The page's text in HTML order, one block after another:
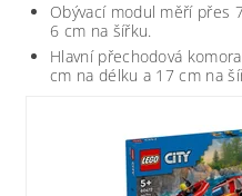
Obývací modul měří přes
6 cm na šířku.
Hlavní přechodová
cm na délku a 17 cm na